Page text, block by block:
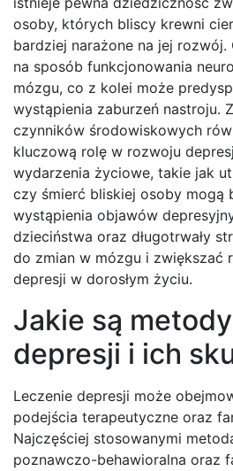
osoby, których bliscy krewni
bardziej narażone na jej rozwój.
na sposób funkcjonowania
mózgu, co z kolei może
wystąpienia zaburzeń nastroju.
czynników środowiskowych
kluczową rolę w rozwoju
wydarzenia życiowe, takie jak
czy śmierć bliskiej osoby mogą
wystąpienia objawów
dzieciństwa oraz długotrwały
do zmian w mózgu i zwiększać
depresji w dorosłym życiu.
Jakie są
depresji i ich
Leczenie depresji może
podejścia terapeutyczne oraz
Najczęściej stosowanymi
poznawczo-behawioralna oraz